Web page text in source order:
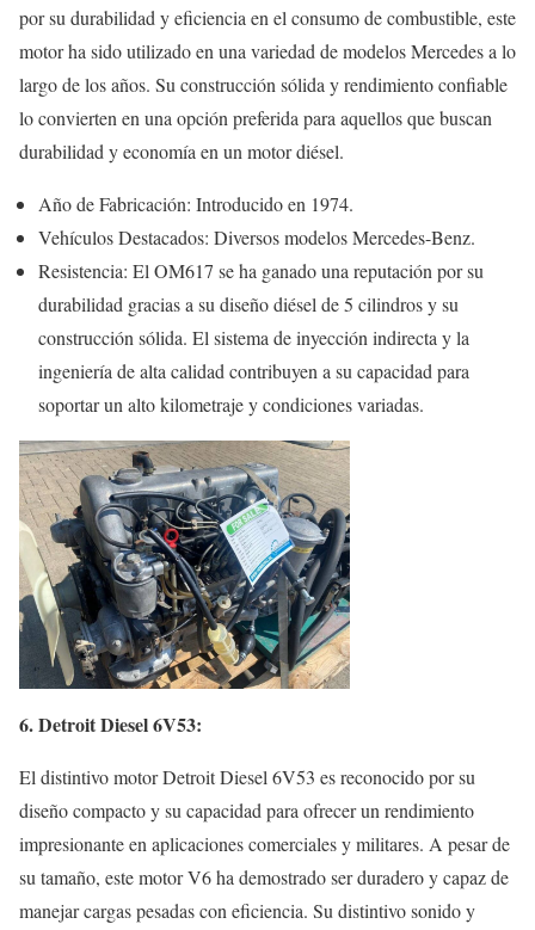
por su durabilidad y eficiencia en el consumo de combustible, este
motor ha sido utilizado en una variedad de modelos Mercedes a lo
largo de los años. Su construcción sólida y rendimiento confiable
lo convierten en una opción preferida para aquellos que buscan
durabilidad y economía en un motor diésel.
Año de Fabricación: Introducido en 1974.
Vehículos Destacados: Diversos modelos Mercedes-Benz.
Resistencia: El OM617 se ha ganado una reputación por su
durabilidad gracias a su diseño diésel de 5 cilindros y su
construcción sólida. El sistema de inyección indirecta y la
ingeniería de alta calidad contribuyen a su capacidad para
soportar un alto kilometraje y condiciones variadas.
6. Detroit Diesel 6V53:
El distintivo motor Detroit Diesel 6V53 es reconocido por su
diseño compacto y su capacidad para ofrecer un rendimiento
impresionante en aplicaciones comerciales y militares. A pesar de
su tamaño, este motor V6 ha demostrado ser duradero y capaz de
manejar cargas pesadas con eficiencia. Su distintivo sonido y